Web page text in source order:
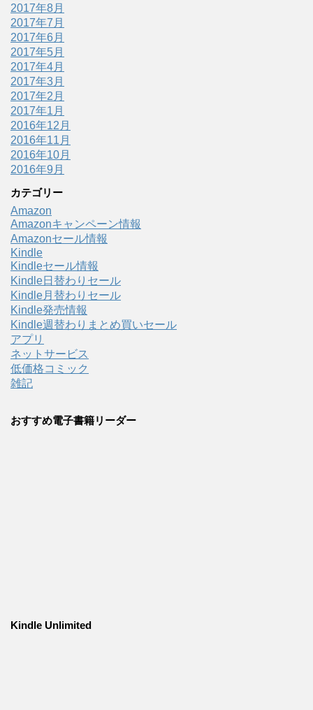
2017年8月
2017年7月
2017年6月
2017年5月
2017年4月
2017年3月
2017年2月
2017年1月
2016年12月
2016年11月
2016年10月
2016年9月
カテゴリー
Amazon
Amazonキャンペーン情報
Amazonセール情報
Kindle
Kindleセール情報
Kindle日替わりセール
Kindle月替わりセール
Kindle発売情報
Kindle週替わりまとめ買いセール
アプリ
ネットサービス
低価格コミック
雑記
おすすめ電子書籍リーダー
Kindle Unlimited